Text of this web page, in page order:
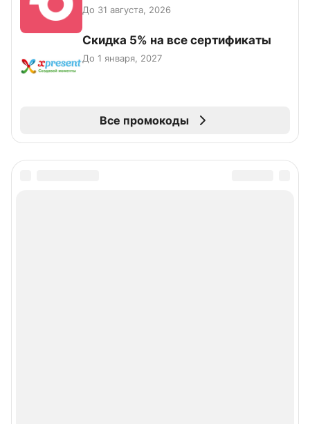
До 31 августа, 2026
Скидка 5% на все сертификаты
До 1 января, 2027
Все промокоды